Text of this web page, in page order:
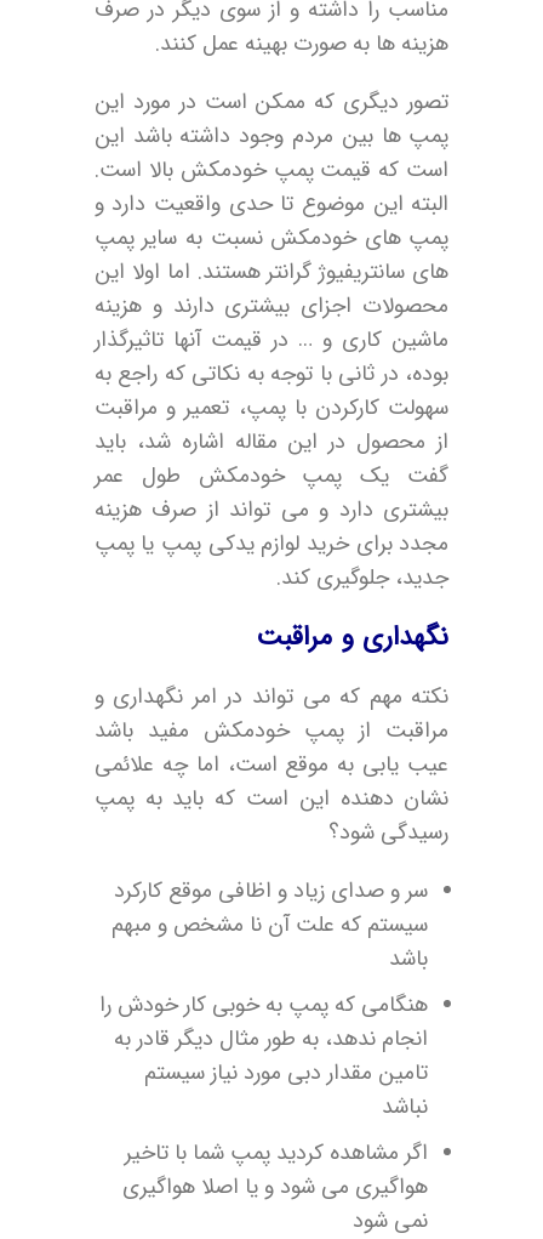
مناسب را داشته و از سوی دیگر در صرف
هزینه ها به صورت بهینه عمل کنند.
تصور دیگری که ممکن است در مورد این
پمپ ها بین مردم وجود داشته باشد این
است که قیمت پمپ‌ خودمکش بالا است.
البته این موضوع تا حدی واقعیت دارد و
پمپ های خودمکش نسبت به سایر پمپ
های سانتریفیوژ گرانتر هستند. اما اولا این
محصولات اجزای بیشتری دارند و هزینه
ماشین کاری و … در قیمت آنها تاثیرگذار
بوده، در ثانی با توجه به نکاتی که راجع به
سهولت کارکردن با پمپ، تعمیر و مراقبت
از محصول در این مقاله اشاره شد، باید
گفت یک پمپ خودمکش طول عمر
بیشتری دارد و می تواند از صرف هزینه
مجدد برای خرید لوازم یدکی پمپ یا پمپ
جدید، جلوگیری کند.
نگهداری و مراقبت
نکته مهم که می تواند در امر نگهداری و
مراقبت از پمپ خودمکش مفید باشد
عیب یابی به موقع است، اما چه علائمی
نشان دهنده این است که باید به پمپ
رسیدگی شود؟
سر و صدای زیاد و اظافی موقع کارکرد
سیستم که علت آن نا مشخص و مبهم
باشد
هنگامی که پمپ به خوبی کار خودش را
انجام ندهد، به طور مثال دیگر قادر به
تامین مقدار دبی مورد نیاز سیستم
نباشد
اگر مشاهده کردید پمپ شما با تاخیر
هواگیری می شود و یا اصلا هواگیری
نمی شود